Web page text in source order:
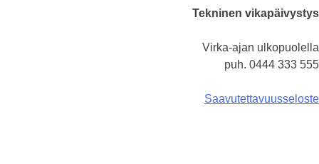
Tekninen vikapäivystys
Virka-ajan ulkopuolella
puh. 0444 333 555
Saavutettavuusseloste